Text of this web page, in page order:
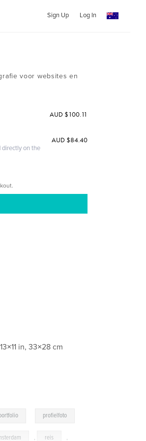
Sign Up Log In
voor websites en
AUD $100.11
directly on the
AUD $84.40
in, 33×28 cm
profielfoto
, reis ,